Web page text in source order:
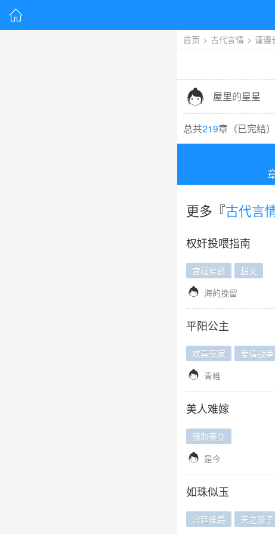

首页 > 古代言情 > 谨遵
 屋里的星星
总共219章（已完结）
更多『古代言
权奸投喂指南
宫廷侯爵 甜文
 海的挽留
平阳公主
欢喜冤家 爱情战争
 青帷
美人难嫁
强取豪夺
 是今
如珠似玉
宫廷侯爵 天之骄子